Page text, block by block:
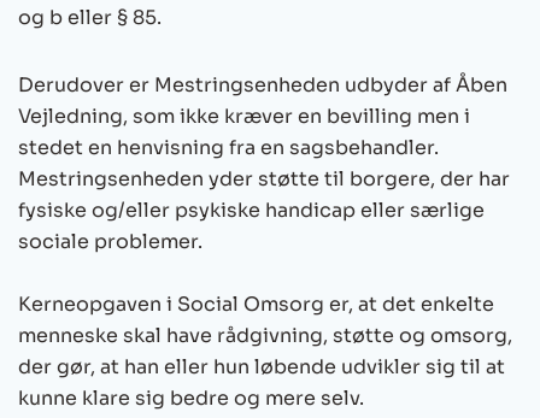
og b eller § 85.
Derudover er Mestringsenheden udbyder af Åben
Vejledning, som ikke kræver en bevilling men i
stedet en henvisning fra en sagsbehandler.
Mestringsenheden yder støtte til borgere, der har
fysiske og/eller psykiske handicap eller særlige
sociale problemer.
Kerneopgaven i Social Omsorg er, at det enkelte
menneske skal have rådgivning, støtte og omsorg,
der gør, at han eller hun løbende udvikler sig til at
kunne klare sig bedre og mere selv.